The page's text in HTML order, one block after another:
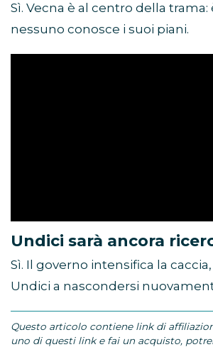
Sì. Vecna è al centro della
nessuno conosce i suoi piani.
Undici sarà ancora
Sì. Il governo intensifica la
Undici a nascondersi
Questo articolo contiene link di
uno di questi link e fai un acquisto,